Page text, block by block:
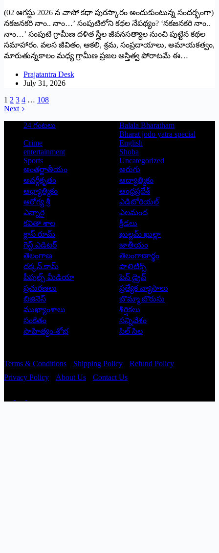
(02 ఆగస్టు 2026 న చాసో కథా పురస్కారం అందుకుంటున్న సందర్భంగా)
నకజనకరి నాం.. నాం…’ సంపుటిలోని కథల నేపథ్యం? ‘నకజనకరి నాం..
నాం…’ సంపుటి గ్రామీణ దళిత స్త్రీల జీవనసత్యాల నుంచి పుట్టిన కథల
సమాహారం. వలస జీవితం, ఆకలి, శ్రమ, సంప్రదాయాలు, అమాయకత్వం,
మారుతున్నకాలం మధ్య గ్రామీణ ప్రజల అస్తిత్వ పోరాటమే ఈ…
Prajatantra Desk
July 31, 2026
1 2 3 4 … 108
Next
24 గంటలు
Balala Bharatham
Bharat jodo yatra special
Crime
English
entertainment
Shoba
Sports
Uncategorized
అంతర్జాతీయం
అరుగు
అవర్గీకృతం
ఆద్యాత్మికం
ఆధ్యాత్మికం
ఆంధ్రప్రదేశ్
ఆరోగ్య శ్రీ
ఎడిటోరియల్
ఎన్నారై
ఎలమంద
కవితా శాల
క్రీడలు
క్లాస్ రూమ్
ఖుల్లమ్ ఖుల్లా
గెస్ట్ ఎడిటర్
జాతీయం
తెలంగాణ
తెలంగాణార్థం
దక్కన్.కామ్
పాలిటిక్స్
పీపుల్స్ ‌మీడియా
పెన్ డ్రైవ్
ప్రచురణలు
ప్రత్యేక వ్యాసాలు
బిజినెస్
బొమ్మా బొరుసు
ముఖ్యాంశాలు
శీర్షికలు
సంకేతం
సన్నివేశం
సాహిత్యం-శోభ
సిల్ సిల
Terms & Conditions Shipping Policy
Refund Policy
Privacy Policy
About Us Contact Us